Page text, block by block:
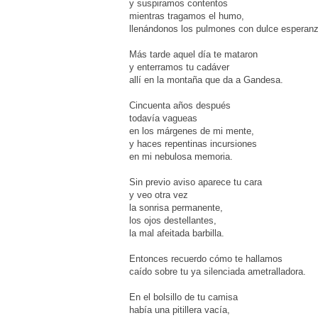
y suspiramos contentos
mientras tragamos el humo,
llenándonos los pulmones con dulce
Más tarde aquel día te mataron
y enterramos tu cadáver
allí en la montaña que da a Gandesa.
Cincuenta años después
todavía vagueas
en los márgenes de mi mente,
y haces repentinas incursiones
en mi nebulosa memoria.
Sin previo aviso aparece tu cara
y veo otra vez
la sonrisa permanente,
los ojos destellantes,
la mal afeitada barbilla.
Entonces recuerdo cómo te hallamos
caído sobre tu ya silenciada ametralladora.
En el bolsillo de tu camisa
había una pitillera vacía,